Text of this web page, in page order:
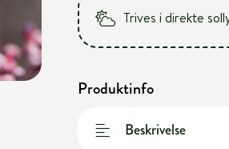
Trives i direkte
Produktinfo
Beskrivelse